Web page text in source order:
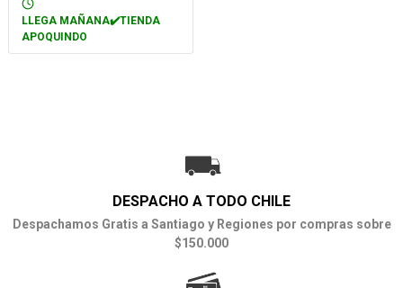
LLEGA MAÑANA✔️TIENDA
APOQUINDO
DESPACHO A TODO CHILE
Despachamos Gratis a Santiago y Regiones por compras sobre
$150.000